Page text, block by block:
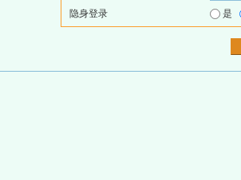
隐身登录 是